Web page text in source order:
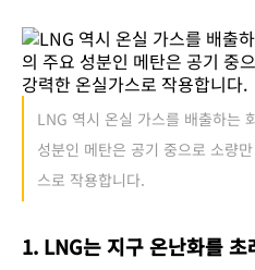
LNG 역시 온실 가스를 배출하는
성분인 메탄은 공기 중으로 소량
스로 작용합니다.
1. LNG는 지구 온난화를 초